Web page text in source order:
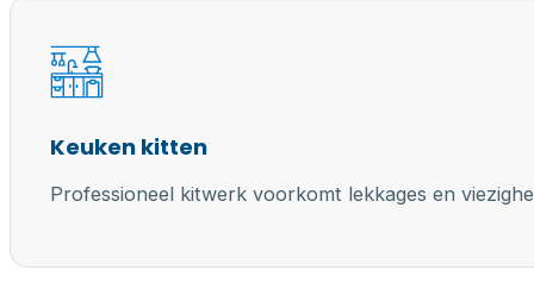
Keuken kitten
Professioneel kitwerk voorkomt lekkages en